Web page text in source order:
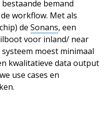
bemand
workflow. Met als
deSonans, een
voor inland/ near
moest minimaal
kwalitatieve data output
use cases en